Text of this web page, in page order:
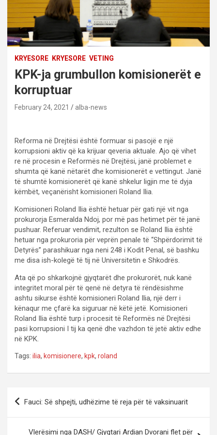
KRYESORE KRYESORE VETING
KPK-ja grumbullon komisionerët e
korruptuar
February 24, 2021 alba-news
Reforma në Drejtësi është formuar si pasojë e një
korrupsioni aktiv që ka krijuar qeveria aktuale. Ajo që vihet
re në procesin e Reformës në Drejtësi, janë problemet e
shumta që kanë nëtarët dhe komisionerët e vettingut. Janë
të shumtë komisionerët që kanë shkelur ligjin me të dyja
këmbët, veçanërisht komisioneri Roland Ilia.
Komisioneri Roland Ilia është hetuar për gati një vit nga
prokurorja Esmeralda Ndoj, por më pas hetimet për të janë
pushuar. Referuar vendimit, rezulton se Roland Ilia është
hetuar nga prokuroria për veprën penale të “Shpërdorimit të
Detyrës” parashikuar nga neni 248 i Kodit Penal, së bashku
me disa ish-kolegë të tij në Universitetin e Shkodrës.
Ata që po shkarkojnë gjyqtarët dhe prokurorët, nuk kanë
integritet moral për të qenë në detyra të rëndësishme
ashtu sikurse është komisioneri Roland Ilia, një derr i
kënaqur me çfarë ka siguruar në këtë jetë. Komisioneri
Roland Ilia është turp i procesit të Reformës në Drejtësi
pasi korrupsioni I tij ka qenë dhe vazhdon të jetë aktiv edhe
në KPK.
Tags: ilia, komisionere, kpk, roland
Fauci: Së shpejti, udhëzime të reja për të vaksinuarit
Vlerësimi nga DASH/ Gjyqtari Ardian Dvorani flet për